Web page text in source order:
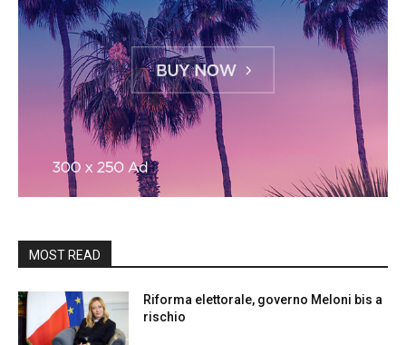
MOST READ
Riforma elettorale, governo Meloni bis a
rischio